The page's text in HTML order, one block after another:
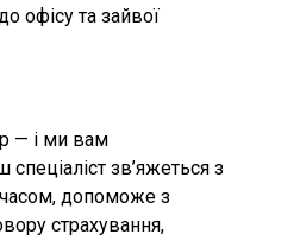
та
розміри франшизи
[включаючи
про порядок вступу
період(и)
(за наявності)]
офісу та зайвої
— і ми вам
зв’яжеться з
допоможе з
страхування,